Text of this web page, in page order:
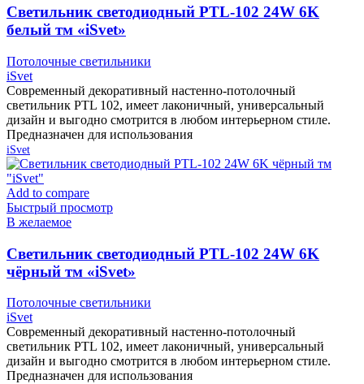
Cветильник светодиодный PTL-102 24W 6K
белый тм «iSvet»
Потолочные светильники
iSvet
Современный декоративный настенно-потолочный
светильник PTL 102, имеет лаконичный, универсальный
дизайн и выгодно смотрится в любом интерьерном стиле.
Предназначен для использования
iSvet
Add to compare
Быстрый просмотр
В желаемое
Cветильник светодиодный PTL-102 24W 6K
чёрный тм «iSvet»
Потолочные светильники
iSvet
Современный декоративный настенно-потолочный
светильник PTL 102, имеет лаконичный, универсальный
дизайн и выгодно смотрится в любом интерьерном стиле.
Предназначен для использования